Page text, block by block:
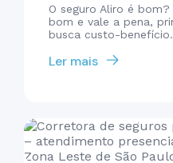
O seguro Aliro é
bom e vale a pena,
busca custo-
Ler mais